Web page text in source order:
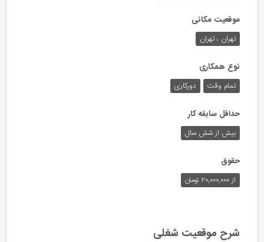
موقعیت مکانی
تهران ، تهران
نوع همکاری
تمام وقت دورکاری
حداقل سابقه کار
بیش از شش سال
حقوق
از ۲۰,۰۰۰,۰۰۰ تومان
شرح موقعیت شغلی